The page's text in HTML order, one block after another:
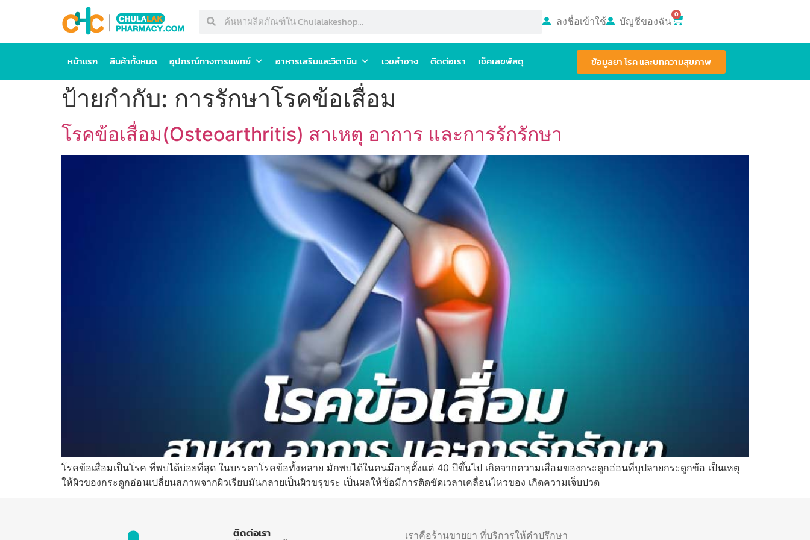
ลงชื่อเข้าใช้ บัญชีของฉัน 0
หน้าแรก สินค้าทั้งหมด อุปกรณ์ทางการแพทย์ อาหารเสริมและวิตามิน เวชสำอาง ติดต่อเรา เช็คเลขพัสดุ ข้อมูลยา โรค และบทความสุขภาพ
ป้ายกำกับ: การรักษาโรคข้อเสื่อม
โรคข้อเสื่อม(Osteoarthritis) สาเหตุ อาการ และการรักรักษา
โรคข้อเสื่อมเป็นโรค ที่พบได้บ่อยที่สุด ในบรรดาโรคข้อทั้งหลาย มักพบได้ในคนมีอายุตั้งแต่ 40 ปีขึ้นไป เกิดจากความเสื่อมของกระดูกอ่อนที่บุปลายกระดูกข้อ เป็นเหตุ
ให้ผิวของกระดูกอ่อนเปลี่ยนสภาพจากผิวเรียบมันกลายเป็นผิวขรุขระ เป็นผลให้ข้อมีการติดขัดเวลาเคลื่อนไหวของ เกิดความเจ็บปวด
ติดต่อเรา เราคือร้านขายยา ที่บริการให้คำปรึกษา